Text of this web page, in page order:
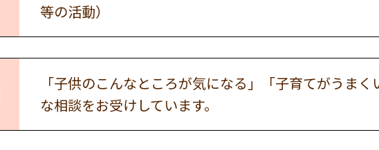
等の活動）
「子供のこんなところが気になる」「子育てがうま
な相談をお受けしています。